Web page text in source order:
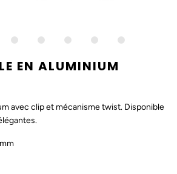
EN ALUMINIUM
avec clip et mécanisme twist. Disponible